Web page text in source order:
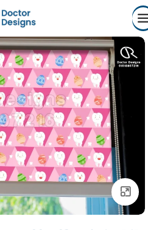
Click to enlarge